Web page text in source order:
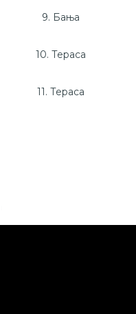
9. Бања
10. Тераса
11. Тераса